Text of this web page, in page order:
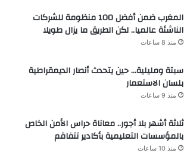
المغرب ضمن أفضل 100 منظومة للشركات
الناشئة عالميا.. لكن الطريق ما يزال طويلا
منذ 8 ساعات
سبتة ومليلية… حين يتحدث أنصار الديمقراطية
بلسان الاستعمار
منذ 9 ساعات
ثلاثة أشهر بلا أجور.. معاناة حراس الأمن الخاص
بالمؤسسات التعليمية بأكادير تتفاقم
منذ 10 ساعات